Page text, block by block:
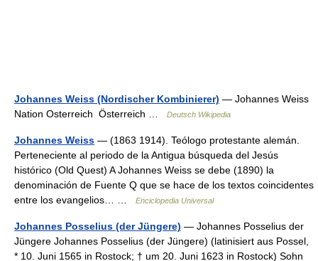
Johannes Weiss (Nordischer Kombinierer) — Johannes Weiss
Nation Osterreich Österreich …
Deutsch Wikipedia
Johannes Weiss — (1863 1914). Teólogo protestante alemán.
Perteneciente al periodo de la Antigua búsqueda del Jesús
histórico (Old Quest) A Johannes Weiss se debe (1890) la
denominación de Fuente Q que se hace de los textos coincidentes
entre los evangelios… …
Enciclopedia Universal
Johannes Posselius (der Jüngere) — Johannes Posselius der
Jüngere Johannes Posselius (der Jüngere) (latinisiert aus Possel,
* 10. Juni 1565 in Rostock; † um 20. Juni 1623 in Rostock) Sohn